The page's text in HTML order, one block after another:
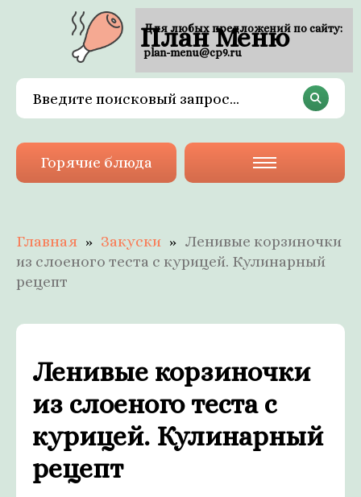
План Меню
Горячие блюда
Главная Закуски
Ленивые корзиночки
из слоеного теста с курицей. Кулинарный
рецепт
Ленивые корзиночки
из слоеного теста с
курицей. Кулинарный
рецепт
Для любых предложений по сайту:
plan-menu@cp9.ru